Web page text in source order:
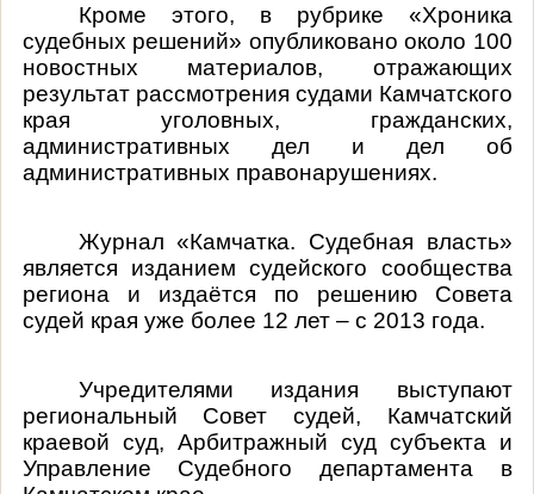
Кроме этого, в рубрике «Хроника
судебных решений» опубликовано около 100
новостных материалов, отражающих
результат рассмотрения судами Камчатского
края уголовных, гражданских,
административных дел и дел об
административных правонарушениях.
Журнал «Камчатка. Судебная власть»
является изданием судейского сообщества
региона и издаётся по решению Совета
судей края уже более 12 лет – с 2013 года.
Учредителями издания выступают
региональный Совет судей, Камчатский
краевой суд, Арбитражный суд субъекта и
Управление Судебного департамента в